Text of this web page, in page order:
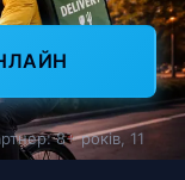
8+ років, 11